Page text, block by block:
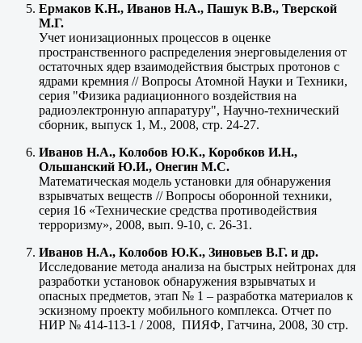
Ермаков К.Н., Иванов Н.А., Пашук В.В., Тверской
М.Г.
Учет ионизационных процессов в оценке
пространственного распределения энерговыделения от
остаточных ядер взаимодействия быстрых протонов с
ядрами кремния // Вопросы Атомной Науки и Техники,
серия "Физика радиационного воздействия на
радиоэлектронную аппаратуру", Научно-технический
сборник, выпуск 1, М., 2008, стр. 24-27.
Иванов Н.А., Колобов Ю.К., Коробков И.Н.,
Ольшанский Ю.И., Онегин М.С.
Математическая модель установки для обнаружения
взрывчатых веществ // Вопросы оборонной техники,
серия 16 «Технические средства противодействия
терроризму», 2008, вып. 9-10, с. 26-31.
Иванов Н.А., Колобов Ю.К., Зиновьев В.Г. и др.
Исследование метода анализа на быстрых нейтронах для
разработки установок обнаружения взрывчатых и
опасных предметов, этап № 1 – разработка материалов к
эскизному проекту мобильного комплекса. Отчет по
НИР № 414-113-1 / 2008, ПИЯФ, Гатчина, 2008, 30 стр.